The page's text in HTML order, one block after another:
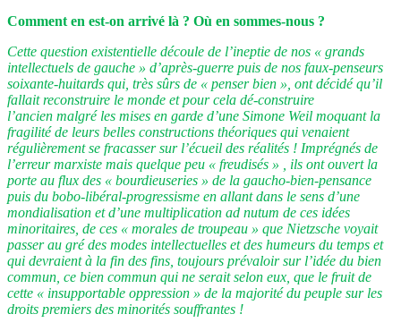
Comment en est-on arrivé là ? Où en sommes-nous ?
Cette question existentielle découle de l’ineptie de nos « grands
intellectuels de gauche » d’après-guerre puis de nos faux-penseurs
soixante-huitards qui, très sûrs de « penser bien », ont décidé qu’il
fallait reconstruire le monde et pour cela dé-construire
l’ancien malgré les mises en garde d’une Simone Weil moquant la
fragilité de leurs belles constructions théoriques qui venaient
régulièrement se fracasser sur l’écueil des réalités ! Imprégnés de
l’erreur marxiste mais quelque peu « freudisés » , ils ont ouvert la
porte au flux des « bourdieuseries » de la gaucho-bien-pensance
puis du bobo-libéral-progressisme en allant dans le sens d’une
mondialisation et d’une multiplication ad nutum de ces idées
minoritaires, de ces « morales de troupeau » que Nietzsche voyait
passer au gré des modes intellectuelles et des humeurs du temps et
qui devraient à la fin des fins, toujours prévaloir sur l’idée du bien
commun, ce bien commun qui ne serait selon eux, que le fruit de
cette « insupportable oppression » de la majorité du peuple sur les
droits premiers des minorités souffrantes !